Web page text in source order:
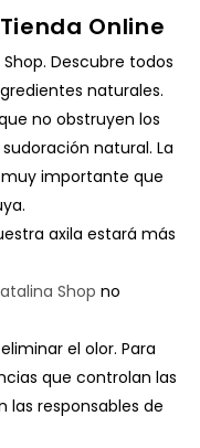
Online
Descubre todos
naturales.
no obstruyen los
natural. La
importante que
axila estará más
Shop no
el olor. Para
que controlan las
las responsables de